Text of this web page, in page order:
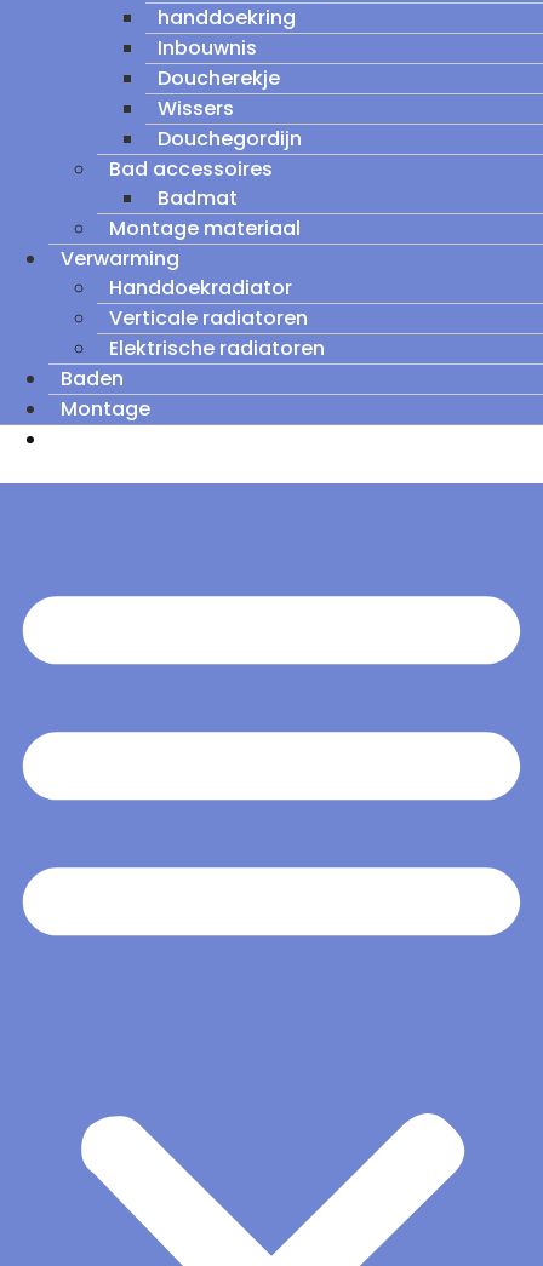
handdoekring
Inbouwnis
Doucherekje
Wissers
Douchegordijn
Bad accessoires
Badmat
Montage materiaal
Verwarming
Handdoekradiator
Verticale radiatoren
Elektrische radiatoren
Baden
Montage